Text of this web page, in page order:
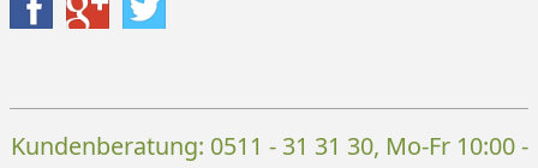
Kundenberatung: 0511 - 31 31 30, Mo-Fr 10:00 -